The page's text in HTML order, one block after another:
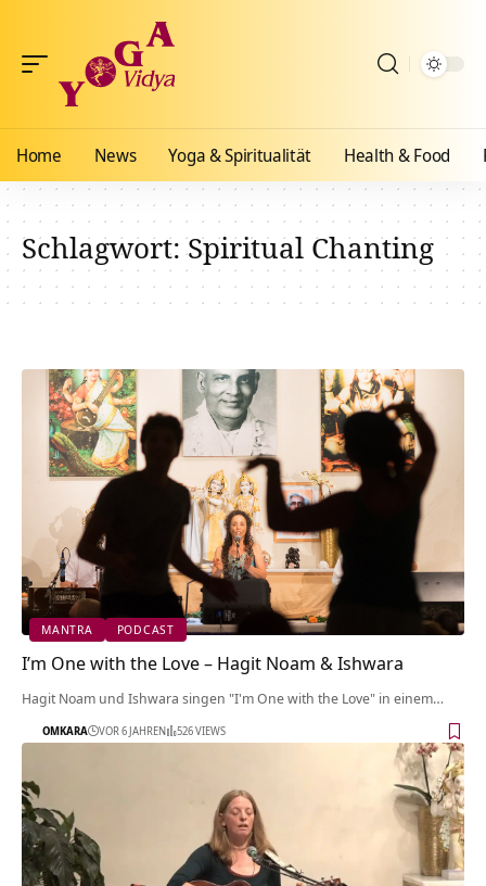
Home News Yoga & Spiritualität Health & Food
Schlagwort:Spiritual Chanting
MANTRA PODCAST
I’m One with the Love – Hagit Noam & Ishwara
Hagit Noam und Ishwara singen "I'm One with the Love" in einem…
OMKARA VOR 6 JAHREN 526 VIEWS